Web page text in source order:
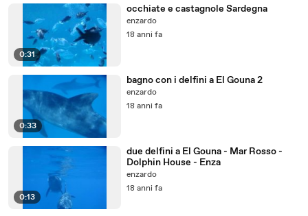
0:31
occhiate e castagnole Sardegna
enzardo
18 anni fa
0:33
bagno con i delfini a El Gouna 2
enzardo
18 anni fa
0:13
due delfini a El Gouna - Mar Rosso -
Dolphin House - Enza
enzardo
18 anni fa